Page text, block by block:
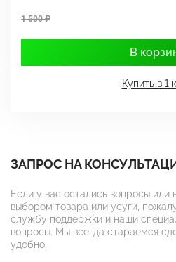
1 500 ₽
В
Купить в 1
ЗАПРОС НА
Если у вас остались вопросы или
выбором товара или усуги,
службу поддержки и наши
вопросы. Мы всегда стараемся
удобно.